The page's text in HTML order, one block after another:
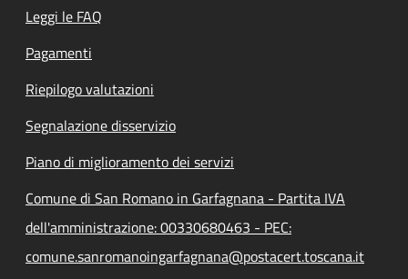
Leggi le FAQ
Pagamenti
Riepilogo valutazioni
Segnalazione disservizio
Piano di miglioramento dei servizi
Comune di San Romano in Garfagnana - Partita IVA
dell'amministrazione: 00330680463 - PEC:
comune.sanromanoingarfagnana@postacert.toscana.it